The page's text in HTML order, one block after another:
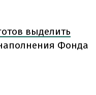
выделить
Фонда